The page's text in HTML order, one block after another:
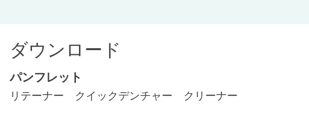
ダウンロード
パンフレット
リテーナー クイックデンチャー クリーナー